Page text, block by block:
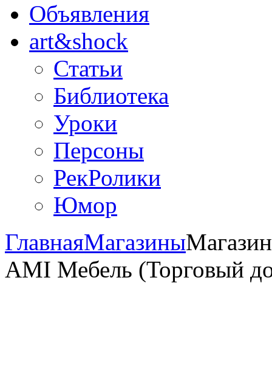
Объявления
art&shock
Статьи
Библиотека
Уроки
Персоны
РекРолики
Юмор
ГлавнаяМагазины
AMI Мебель (Торговый